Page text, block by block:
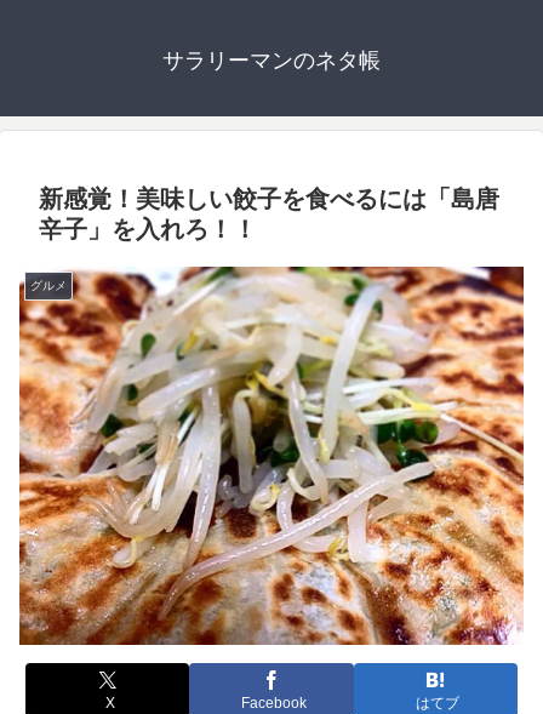
サラリーマンのネタ帳
新感覚！美味しい餃子を食べるには「島唐
辛子」を入れろ！！
グルメ
X Facebook はてブ